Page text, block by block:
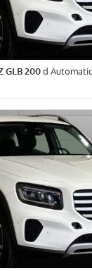
km 0
GLB 200d
(8) • Bianco
• Airbag
in lega •
corsia • Controllo
• Immobilizzatore
• Sensori di
satellitare •
assistito
km 0